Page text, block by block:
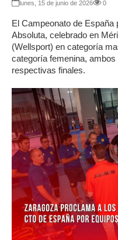
lunes, 15 de junio de 2026 0
El Campeonato de España
Absoluta, celebrado en
(Wellsport) en categoría
categoría femenina,
respectivas finales.